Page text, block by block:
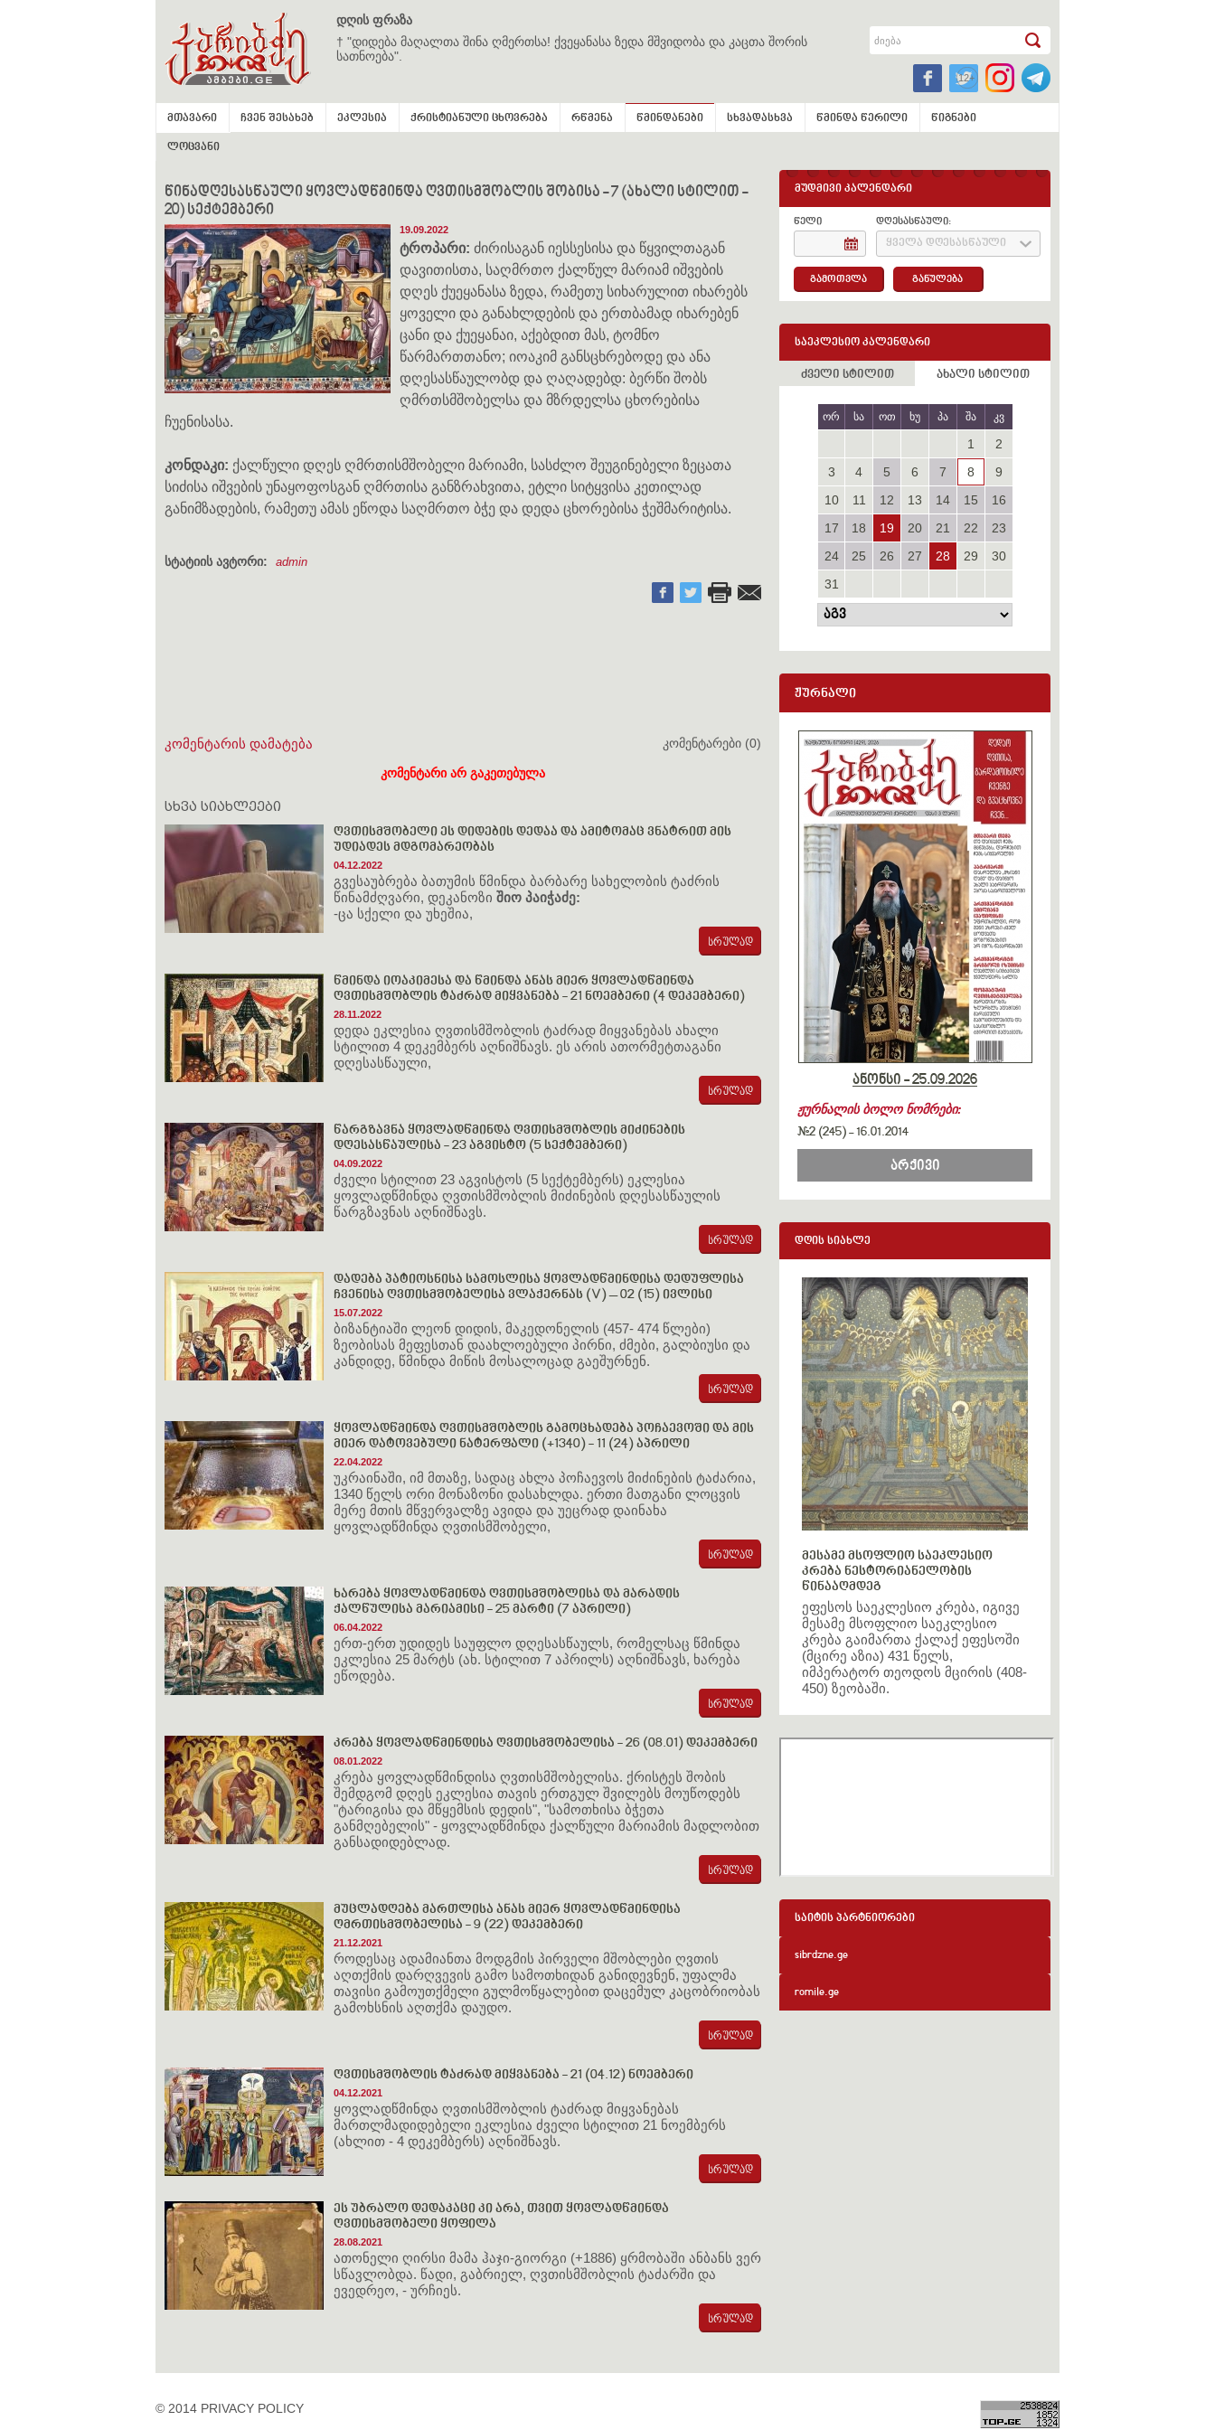
დღის ფრაზა
† "დიდება მაღალთა შინა ღმერთსა! ქვეყანასა ზედა მშვიდობა და კაცთა შორის
სათნოება".
მთავარი ჩვენ შესახებ ეკლესია ქრისტიანული ცხოვრება რწმენა წმინდანები სხვადასხვა წმინდა წერილი წიგნები
ლოცვანი
წინადღესასწაული ყოვლადწმინდა ღვთისმშობლის შობისა - 7 (ახალი სტილით -
20) სექტემბერი
19.09.2022
ტროპარი: ძირისაგან იესსესისა და წყვილთაგან
დავითისთა, საღმრთო ქალწულ მარიამ იშვების
დღეს ქუეყანასა ზედა, რამეთუ სიხარულით იხარებს
ყოველი და განახლდების და ერთბამად იხარებენ
ცანი და ქუეყანაი, აქებდით მას, ტომნო
წარმართთანო; იოაკიმ განსცხრებოდე და ანა
დღესასწაულობდ და ღაღადებდ: ბერწი შობს
ღმრთსმშობელსა და მზრდელსა ცხორებისა
ჩუენისასა.
კონდაკი: ქალწული დღეს ღმრთისმშობელი მარიამი, სასძლო შეუგინებელი ზეცათა
სიძისა იშვების უნაყოფოსგან ღმრთისა განზრახვითა, ეტლი სიტყვისა კეთილად
განიმზადების, რამეთუ ამას ეწოდა საღმრთო ბჭე და დედა ცხორებისა ჭეშმარიტისა.
სტატიის ავტორი: admin
კომენტარის დამატება კომენტარები (0)
კომენტარი არ გაკეთებულა
სხვა სიახლეები
ღვთისმშობელი ეს დიდების დედაა და ამიტომაც ვნატრით მის
უდიადეს მდგომარეობას
04.12.2022
გვესაუბრება ბათუმის წმინდა ბარბარე სახელობის ტაძრის
წინამძღვარი, დეკანოზი შიო პაიჭაძე:
-ცა სქელი და უხეშია,
წმინდა იოაკიმესა და წმინდა ანას მიერ ყოვლადწმინდა
ღვთისმშობლის ტაძრად მიყვანება - 21 ნოემბერი (4 დეკემბერი)
28.11.2022
დედა ეკლესია ღვთისმშობლის ტაძრად მიყვანებას ახალი
სტილით 4 დეკემბერს აღნიშნავს. ეს არის ათორმეტთაგანი
დღესასწაული,
წარგზავნა ყოვლადწმინდა ღვთისმშობლის მიძინების
დღესასწაულისა - 23 აგვისტო (5 სექტემბერი)
04.09.2022
ძველი სტილით 23 აგვისტოს (5 სექტემბერს) ეკლესია
ყოვლადწმინდა ღვთისმშობლის მიძინების დღესასწაულის
წარგზავნას აღნიშნავს.
დადება პატიოსნისა სამოსლისა ყოვლადწმინდისა დედუფლისა
ჩვენისა ღვთისმშობელისა ვლაქერნას (V) – 02 (15) ივლისი
15.07.2022
ბიზანტიაში ლეონ დიდის, მაკედონელის (457- 474 წლები)
ზეობისას მეფესთან დაახლოებული პირნი, ძმები, გალბიუსი და
კანდიდე, წმინდა მიწის მოსალოცად გაეშურნენ.
ყოვლადწმინდა ღვთისმშობლის გამოცხადება პოჩაევოში და მის
მიერ დატოვებული ნატერფალი (+1340) - 11 (24) აპრილი
22.04.2022
უკრაინაში, იმ მთაზე, სადაც ახლა პოჩაევოს მიძინების ტაძარია,
1340 წელს ორი მონაზონი დასახლდა. ერთი მათგანი ლოცვის
მერე მთის მწვერვალზე ავიდა და უეცრად დაინახა
ყოვლადწმინდა ღვთისმშობელი,
ხარება ყოვლადწმინდა ღვთისმშობლისა და მარადის
ქალწულისა მარიამისი - 25 მარტი (7 აპრილი)
06.04.2022
ერთ-ერთ უდიდეს საუფლო დღესასწაულს, რომელსაც წმინდა
ეკლესია 25 მარტს (ახ. სტილით 7 აპრილს) აღნიშნავს, ხარება
ეწოდება.
კრება ყოვლადწმინდისა ღვთისმშობელისა - 26 (08.01) დეკემბერი
08.01.2022
კრება ყოვლადწმინდისა ღვთისმშობელისა. ქრისტეს შობის
შემდგომ დღეს ეკლესია თავის ერთგულ შვილებს მოუწოდებს
"ტარიგისა და მწყემსის დედის", "სამოთხისა ბჭეთა
განმღებელის" - ყოვლადწმინდა ქალწული მარიამის მადლობით
განსადიდებლად.
მუცლადღება მართლისა ანას მიერ ყოვლადწმინდისა
ღმრთისმშობელისა - 9 (22) დეკემბერი
21.12.2021
როდესაც ადამიანთა მოდგმის პირველი მშობლები ღვთის
აღთქმის დარღვევის გამო სამოთხიდან განიდევნენ, უფალმა
თავისი გამოუთქმელი გულმოწყალებით დაცემულ კაცობრიობას
გამოხსნის აღთქმა დაუდო.
ღვთისმშობლის ტაძრად მიყვანება - 21 (04.12) ნოემბერი
04.12.2021
ყოვლადწმინდა ღვთისმშობლის ტაძრად მიყვანებას
მართლმადიდებელი ეკლესია ძველი სტილით 21 ნოემბერს
(ახლით - 4 დეკემბერს) აღნიშნავს.
ეს უბრალო დედაკაცი კი არა, თვით ყოვლადწმინდა
ღვთისმშობელი ყოფილა
28.08.2021
ათონელი ღირსი მამა ჰაჯი-გიორგი (+1886) ყრმობაში ანბანს ვერ
სწავლობდა. წადი, გაბრიელ, ღვთისმშობლის ტაძარში და
ევედრეო, - ურჩიეს.
მუდმივი კალენდარი
წელი დღესასწაული:
ყველა დღესასწაული
გამოთვლა განულება
საეკლესიო კალენდარი
ძველი სტილით ახალი სტილით
ორ სა ოთ ხუ პა შა კვ
1
2
3
4 5 6 7 8
9
10
11 12 13 14 15
16
17
18 19 20 21 22
23
24
25 26 27 28 29
30
31
ჟურნალი
ანონსი - 25.09.2026
ჟურნალის ბოლო ნომრები:
#2 (245)-16.01.2014
არქივი
დღის სიახლე
მესამე მსოფლიო საეკლესიო
კრება ნესტორიანელობის
წინააღმდეგ
ეფესოს საეკლესიო კრება, იგივე
მესამე მსოფლიო საეკლესიო
კრება გაიმართა ქალაქ ეფესოში
(მცირე აზია) 431 წელს,
იმპერატორ თეოდოს მცირის (408-
450) ზეობაში.
საიტის პარტნიორები
sibrdzne.ge
romile.ge
© 2014 PRIVACY POLICY